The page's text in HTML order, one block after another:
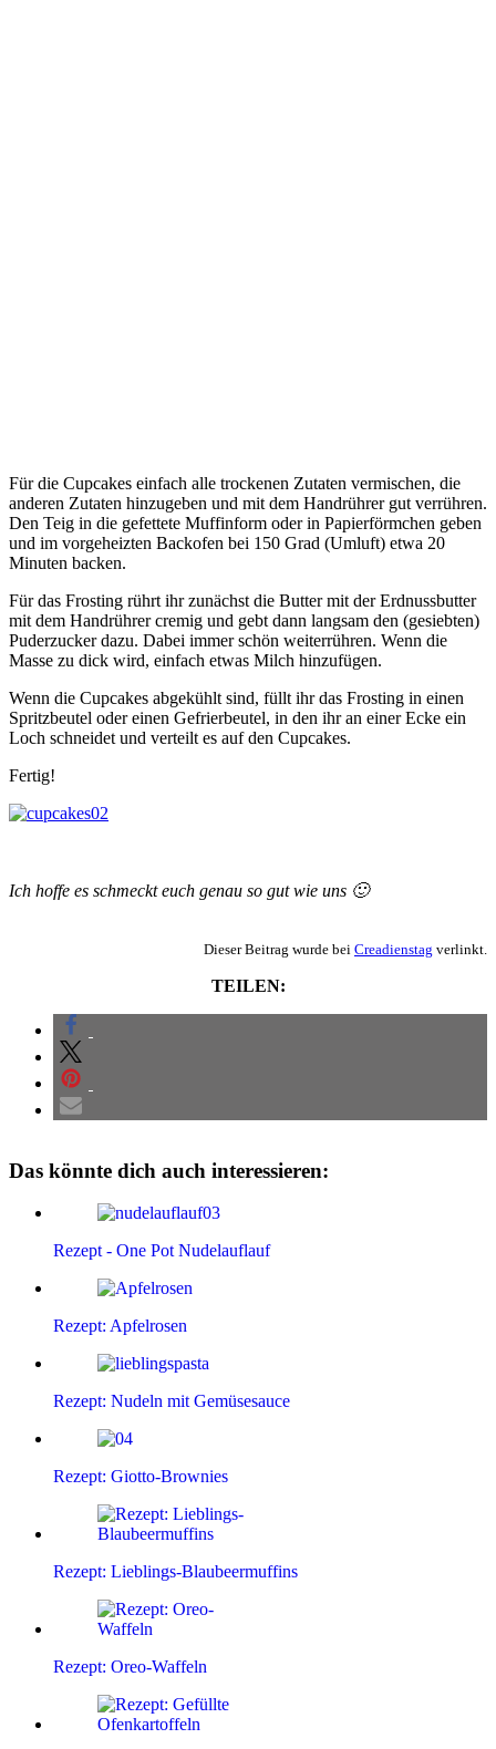
Für die Cupcakes einfach alle trockenen Zutaten vermischen, die
anderen Zutaten hinzugeben und mit dem Handrührer gut verrühren.
Den Teig in die gefettete Muffinform oder in Papierförmchen geben
und im vorgeheizten Backofen bei 150 Grad (Umluft) etwa 20
Minuten backen.
Für das Frosting rührt ihr zunächst die Butter mit der Erdnussbutter
mit dem Handrührer cremig und gebt dann langsam den (gesiebten)
Puderzucker dazu. Dabei immer schön weiterrühren. Wenn die
Masse zu dick wird, einfach etwas Milch hinzufügen.
Wenn die Cupcakes abgekühlt sind, füllt ihr das Frosting in einen
Spritzbeutel oder einen Gefrierbeutel, in den ihr an einer Ecke ein
Loch schneidet und verteilt es auf den Cupcakes.
Fertig!
Ich hoffe es schmeckt euch genau so gut wie uns 🙂
Dieser Beitrag wurde bei Creadienstag verlinkt.
TEILEN:
Das könnte dich auch interessieren:
Rezept - One Pot Nudelauflauf
Rezept: Apfelrosen
Rezept: Nudeln mit Gemüsesauce
Rezept: Giotto-Brownies
Rezept: Lieblings-Blaubeermuffins
Rezept: Oreo-Waffeln